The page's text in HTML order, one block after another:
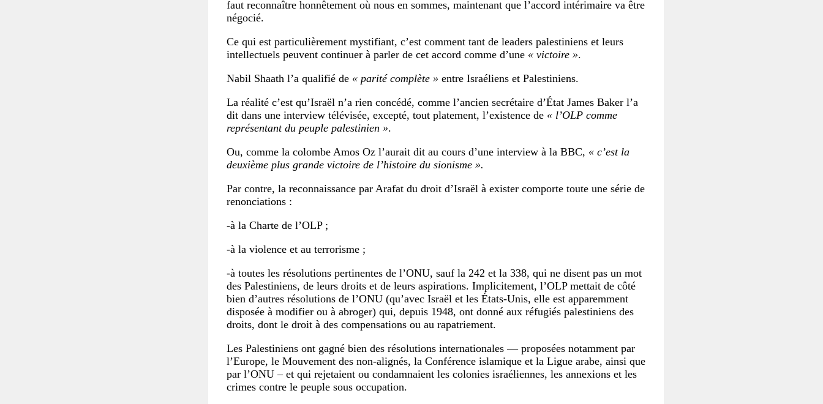
faut reconnaître honnêtement où nous en sommes, maintenant que l’accord intérimaire va être
négocié.
Ce qui est particulièrement mystifiant, c’est comment tant de leaders palestiniens et leurs
intellectuels peuvent continuer à parler de cet accord comme d’une « victoire ».
Nabil Shaath l’a qualifié de « parité complète » entre Israéliens et Palestiniens.
La réalité c’est qu’Israël n’a rien concédé, comme l’ancien secrétaire d’État James Baker l’a
dit dans une interview télévisée, excepté, tout platement, l’existence de « l’OLP comme
représentant du peuple palestinien ».
Ou, comme la colombe Amos Oz l’aurait dit au cours d’une interview à la BBC, « c’est la
deuxième plus grande victoire de l’histoire du sionisme ».
Par contre, la reconnaissance par Arafat du droit d’Israël à exister comporte toute une série de
renonciations :
-à la Charte de l’OLP ;
-à la violence et au terrorisme ;
-à toutes les résolutions pertinentes de l’ONU, sauf la 242 et la 338, qui ne disent pas un mot
des Palestiniens, de leurs droits et de leurs aspirations. Implicitement, l’OLP mettait de côté
bien d’autres résolutions de l’ONU (qu’avec Israël et les États-Unis, elle est apparemment
disposée à modifier ou à abroger) qui, depuis 1948, ont donné aux réfugiés palestiniens des
droits, dont le droit à des compensations ou au rapatriement.
Les Palestiniens ont gagné bien des résolutions internationales — proposées notamment par
l’Europe, le Mouvement des non-alignés, la Conférence islamique et la Ligue arabe, ainsi que
par l’ONU – et qui rejetaient ou condamnaient les colonies israéliennes, les annexions et les
crimes contre le peuple sous occupation.